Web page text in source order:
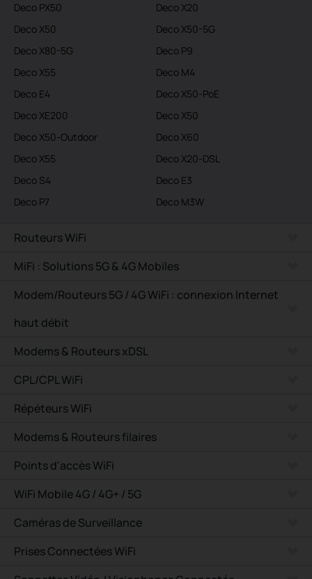
Deco PX50
Deco X20
Deco X50
Deco X50-5G
Deco X80-5G
Deco P9
Deco X55
Deco M4
Deco E4
Deco X50-PoE
Deco XE200
Deco X50
Deco X50-Outdoor
Deco X60
Deco X55
Deco X20-DSL
Deco S4
Deco E3
Deco P7
Deco M3W
Routeurs WiFi
MiFi : Solutions 5G & 4G Mobiles
Modem/Routeurs 5G / 4G WiFi : connexion Internet
haut débit
Modems & Routeurs xDSL
CPL/CPL WiFi
Répéteurs WiFi
Modems & Routeurs filaires
Points d'accès WiFi
WiFi Mobile 4G / 4G+ / 5G
Caméras de Surveillance
Prises Connectées WiFi